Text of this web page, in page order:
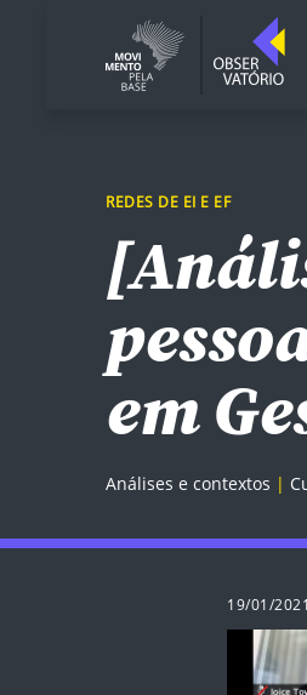
REDES DE EI E EF
em
Análises e contextos
19/01/2021